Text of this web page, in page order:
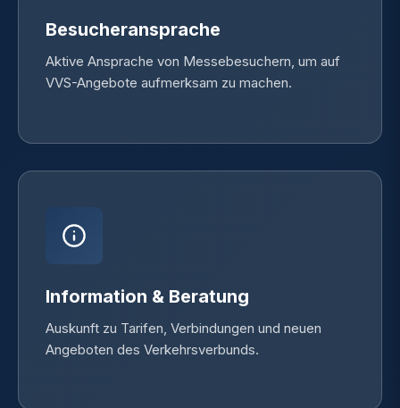
Besucheransprache
Aktive Ansprache von Messebesuchern, um auf
VVS-Angebote aufmerksam zu machen.
Information & Beratung
Auskunft zu Tarifen, Verbindungen und neuen
Angeboten des Verkehrsverbunds.